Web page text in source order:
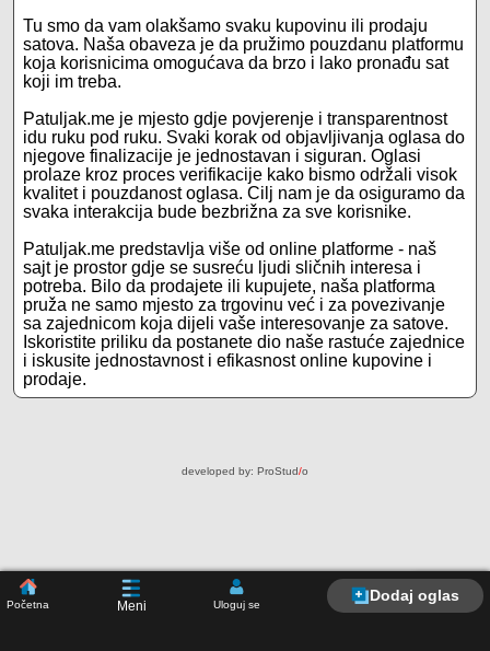
Početna Meni Uloguj se
Dodaj oglas
Tu smo da vam olakšamo svaku kupovinu ili prodaju
satova. Naša obaveza je da pružimo pouzdanu platformu
koja korisnicima omogućava da brzo i lako pronađu sat
koji im treba.
Patuljak.me je mjesto gdje povjerenje i transparentnost
idu ruku pod ruku. Svaki korak od objavljivanja oglasa do
njegove finalizacije je jednostavan i siguran. Oglasi
prolaze kroz proces verifikacije kako bismo održali visok
kvalitet i pouzdanost oglasa. Cilj nam je da osiguramo da
svaka interakcija bude bezbrižna za sve korisnike.
Patuljak.me predstavlja više od online platforme - naš
sajt je prostor gdje se susreću ljudi sličnih interesa i
potreba. Bilo da prodajete ili kupujete, naša platforma
pruža ne samo mjesto za trgovinu već i za povezivanje
sa zajednicom koja dijeli vaše interesovanje za satove.
Iskoristite priliku da postanete dio naše rastuće zajednice
i iskusite jednostavnost i efikasnost online kupovine i
prodaje.
developed by: ProStud/o